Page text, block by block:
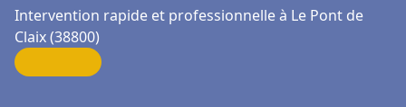
Intervention rapide et professionnelle à Le Pont de
Claix (38800)